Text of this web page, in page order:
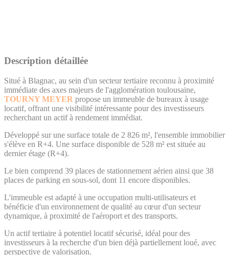
Description détaillée
Situé à Blagnac, au sein d'un secteur tertiaire reconnu à proximité
immédiate des axes majeurs de l'agglomération toulousaine,
TOURNY MEYER propose un immeuble de bureaux à usage
locatif, offrant une visibilité intéressante pour des investisseurs
recherchant un actif à rendement immédiat.
Développé sur une surface totale de 2 826 m², l'ensemble immobilier
s'élève en R+4. Une surface disponible de 528 m² est située au
dernier étage (R+4).
Le bien comprend 39 places de stationnement aérien ainsi que 38
places de parking en sous-sol, dont 11 encore disponibles.
L'immeuble est adapté à une occupation multi-utilisateurs et
bénéficie d'un environnement de qualité au cœur d'un secteur
dynamique, à proximité de l'aéroport et des transports.
Un actif tertiaire à potentiel locatif sécurisé, idéal pour des
investisseurs à la recherche d'un bien déjà partiellement loué, avec
perspective de valorisation.